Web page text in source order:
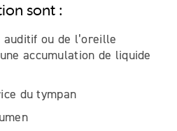
sont :
ou de l’oreille
accumulation de liquide
du tympan